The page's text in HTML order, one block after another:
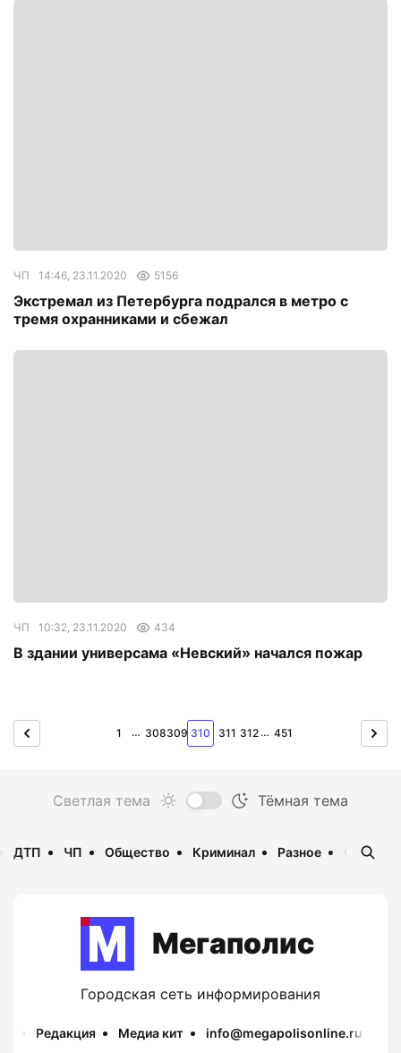
ЧП 14:46, 23.11.2020 5156
Экстремал из Петербурга подрался в метро с
тремя охранниками и сбежал
ЧП 10:32, 23.11.2020 434
В здании универсама «Невский» начался пожар
1 … 308309 310 311 312 … 451
ДТП ЧП Общество Криминал Разное
Мегаполис
Городская сеть информирования
Редакция Медиа кит info@megapolisonline.ru